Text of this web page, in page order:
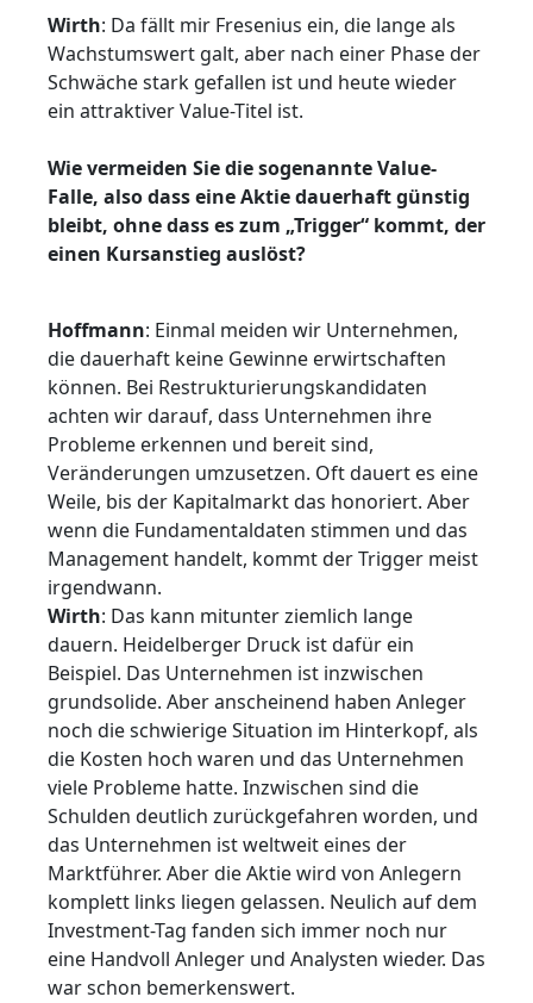
Wirth: Da fällt mir Fresenius ein, die lange als
Wachstumswert galt, aber nach einer Phase der
Schwäche stark gefallen ist und heute wieder
ein attraktiver Value-Titel ist.
Wie vermeiden Sie die sogenannte Value-
Falle, also dass eine Aktie dauerhaft günstig
bleibt, ohne dass es zum „Trigger“ kommt, der
einen Kursanstieg auslöst?
Hoffmann: Einmal meiden wir Unternehmen,
die dauerhaft keine Gewinne erwirtschaften
können. Bei Restrukturierungskandidaten
achten wir darauf, dass Unternehmen ihre
Probleme erkennen und bereit sind,
Veränderungen umzusetzen. Oft dauert es eine
Weile, bis der Kapitalmarkt das honoriert. Aber
wenn die Fundamentaldaten stimmen und das
Management handelt, kommt der Trigger meist
irgendwann.
Wirth: Das kann mitunter ziemlich lange
dauern. Heidelberger Druck ist dafür ein
Beispiel. Das Unternehmen ist inzwischen
grundsolide. Aber anscheinend haben Anleger
noch die schwierige Situation im Hinterkopf, als
die Kosten hoch waren und das Unternehmen
viele Probleme hatte. Inzwischen sind die
Schulden deutlich zurückgefahren worden, und
das Unternehmen ist weltweit eines der
Marktführer. Aber die Aktie wird von Anlegern
komplett links liegen gelassen. Neulich auf dem
Investment-Tag fanden sich immer noch nur
eine Handvoll Anleger und Analysten wieder. Das
war schon bemerkenswert.